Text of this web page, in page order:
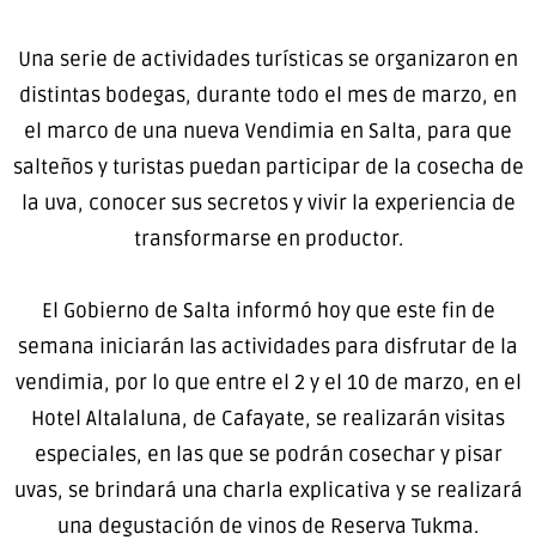
Una serie de actividades turísticas se organizaron en
distintas bodegas, durante todo el mes de marzo, en
el marco de una nueva Vendimia en Salta, para que
salteños y turistas puedan participar de la cosecha de
la uva, conocer sus secretos y vivir la experiencia de
transformarse en productor.
El Gobierno de Salta informó hoy que este fin de
semana iniciarán las actividades para disfrutar de la
vendimia, por lo que entre el 2 y el 10 de marzo, en el
Hotel Altalaluna, de Cafayate, se realizarán visitas
especiales, en las que se podrán cosechar y pisar
uvas, se brindará una charla explicativa y se realizará
una degustación de vinos de Reserva Tukma.